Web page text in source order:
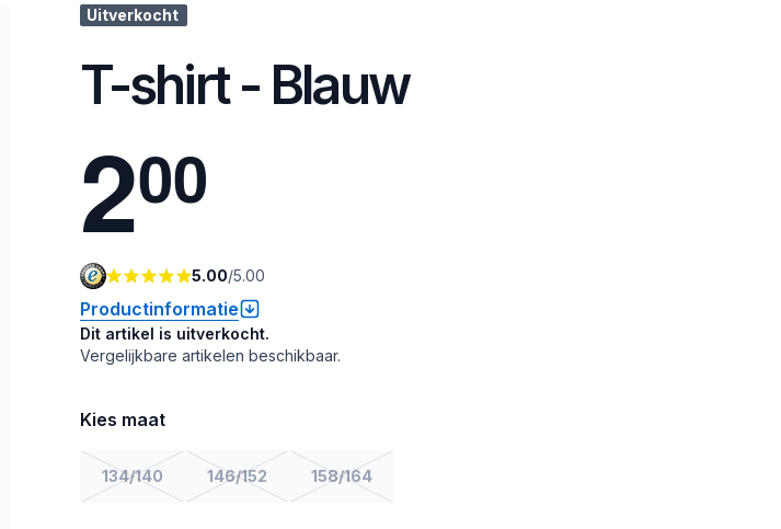
Uitverkocht
T-shirt - Blauw
200
5.00/5.00
Productinformatie
Dit artikel is uitverkocht.
Vergelijkbare artikelen beschikbaar.
Kies maat
134/140 146/152 158/164